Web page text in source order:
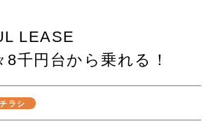
LEASE
8千円台から乗れる！
チラシ